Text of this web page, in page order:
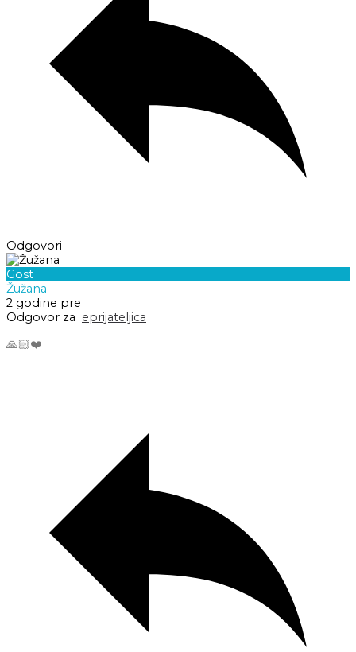
Odgovori
Gost
Žužana
2 godine pre
Odgovor za eprijateljica
🙏🏻❤️